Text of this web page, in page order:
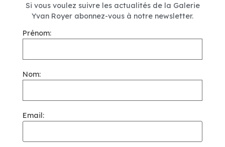
Si vous voulez suivre les actualités de la Galerie
Yvan Royer abonnez-vous à notre newsletter.
Prénom:
Nom:
Email: